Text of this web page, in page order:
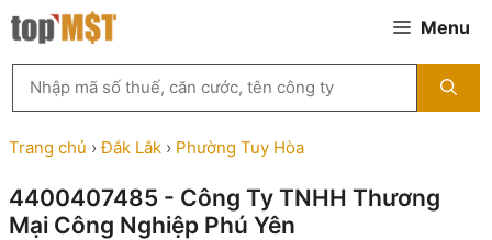
Chuyển
đến
Menu
kiếm
MST
theo
tên
ty,
người
Trang chủ ›Đắk Lắk › Phường Tuy Hòa
4400407485 - Công Ty TNHH Thương
Mại Công Nghiệp Phú Yên